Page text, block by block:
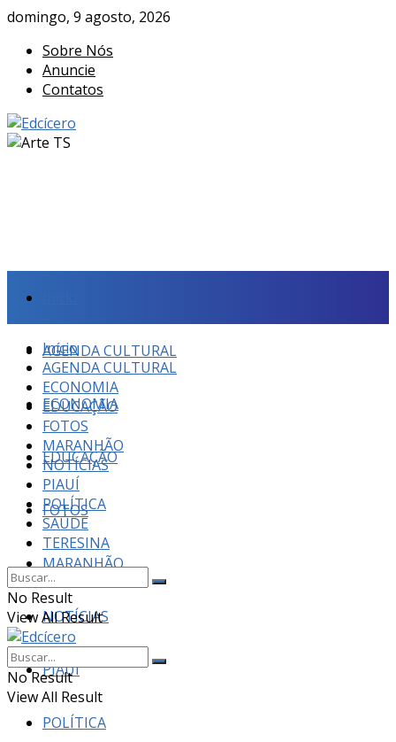
domingo, 9 agosto, 2026
Sobre Nós
Anuncie
Contatos
AGENDA CULTURAL
ECONOMIA
EDUCAÇÃO
FOTOS
MARANHÃO
NOTÍCIAS
PIAUÍ
POLÍTICA
Início
AGENDA CULTURAL
ECONOMIA
EDUCAÇÃO
FOTOS
MARANHÃO
NOTÍCIAS
PIAUÍ
POLÍTICA
SAÚDE
TERESINA
No Result
View All Result
No Result
View All Result